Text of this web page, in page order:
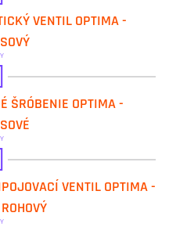
VENTIL OPTIMA -
ŠRÓBENIE OPTIMA -
104
VENTIL OPTIMA -